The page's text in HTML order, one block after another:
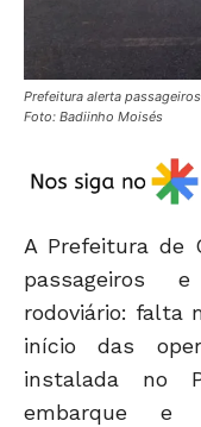
Prefeitura alerta
Foto: Badiinho Moisés
A Prefeitura de
passageiros
rodoviário: falta
início das
instalada no
embarque e